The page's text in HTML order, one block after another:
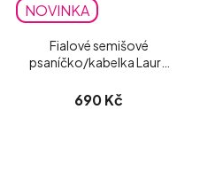
NOVINKA
Fialové semišové
psaníčko/kabelka Laura
690 Kč